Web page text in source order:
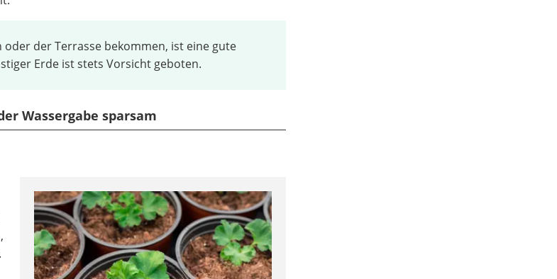
oder der Terrasse bekommen, ist eine gute
Erde ist stets Vorsicht geboten.
Wassergabe sparsam